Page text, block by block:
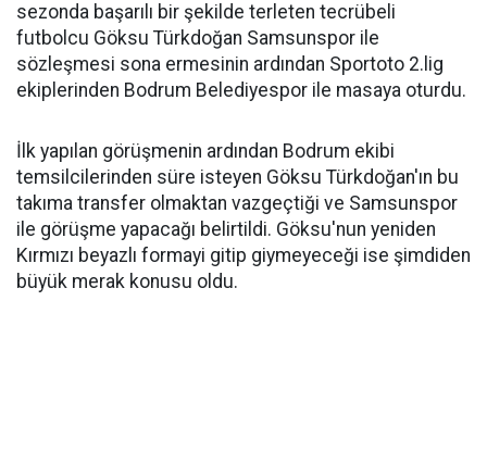
sezonda başarılı bir şekilde terleten tecrübeli
futbolcu Göksu Türkdoğan Samsunspor ile
sözleşmesi sona ermesinin ardından Sportoto 2.lig
ekiplerinden Bodrum Belediyespor ile masaya oturdu.
İlk yapılan görüşmenin ardından Bodrum ekibi
temsilcilerinden süre isteyen Göksu Türkdoğan'ın bu
takıma transfer olmaktan vazgeçtiği ve Samsunspor
ile görüşme yapacağı belirtildi. Göksu'nun yeniden
Kırmızı beyazlı formayi gitip giymeyeceği ise şimdiden
büyük merak konusu oldu.